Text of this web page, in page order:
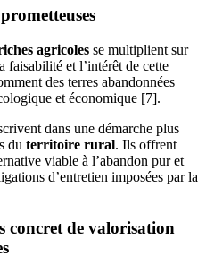
agricoles se multiplient sur
faisabilité et l’intérêt de cette
des terres abandonnées
et économique [7].
dans une démarche plus
du territoire rural. Ils offrent
viable à l’abandon pur et
d’entretien imposées par la
concret de valorisation